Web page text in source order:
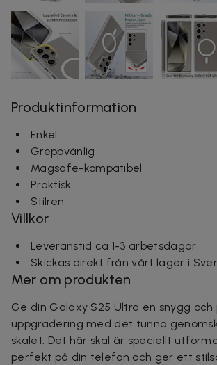
Produktinformation
Enkel
Greppvänlig
Magsafe-kompatibel
Praktisk
Stilren
Villkor
Leveranstid ca 1-3 arbetsdagar
Skickas direkt från vårt lager i
Mer om produkten
Ge din Galaxy S25 Ultra en snygg och
uppgradering med det tunna
skalet. Det här skal är speciellt
perfekt på din telefon och ger ett